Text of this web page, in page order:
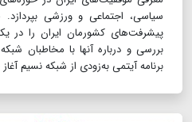
سیاسی، اجتماعی و ورزشی
پیشرفت‌های کشورمان ایران را در
بررسی و درباره آنها با مخاطبان
برنامه آیتمی به‌زودی از شبکه نسیم